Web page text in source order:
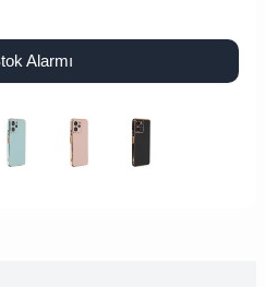
Alarmı